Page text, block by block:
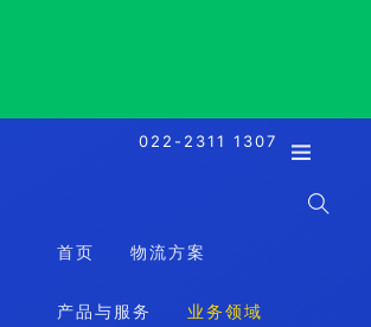
022-2311 1307
首页 物流方案
产品与服务 业务领域